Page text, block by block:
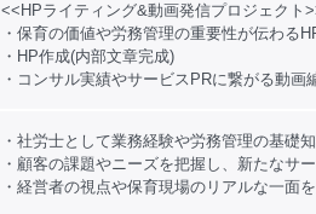
<<HPライティング&動画発信プロジェクト
・保育の価値や労務管理の重要性が伝わる
・HP作成(内部文章完成)
・コンサル実績やサービスPRに繋がる動画
・社労士として業務経験や労務管理の基礎
・顧客の課題やニーズを把握し、新たなサ
・経営者の視点や保育現場のリアルな一面